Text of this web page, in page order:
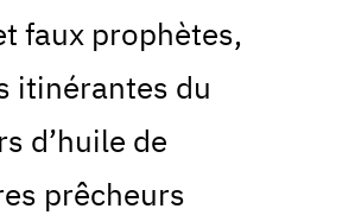
faux prophètes,
itinérantes du
d’huile de
prêcheurs